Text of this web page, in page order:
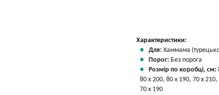
Характеристики:
Для: Хаммама
Порог: Без порога
Розмір по коробці, см:
80 х 200, 80 х 190, 70 х
70 х 190